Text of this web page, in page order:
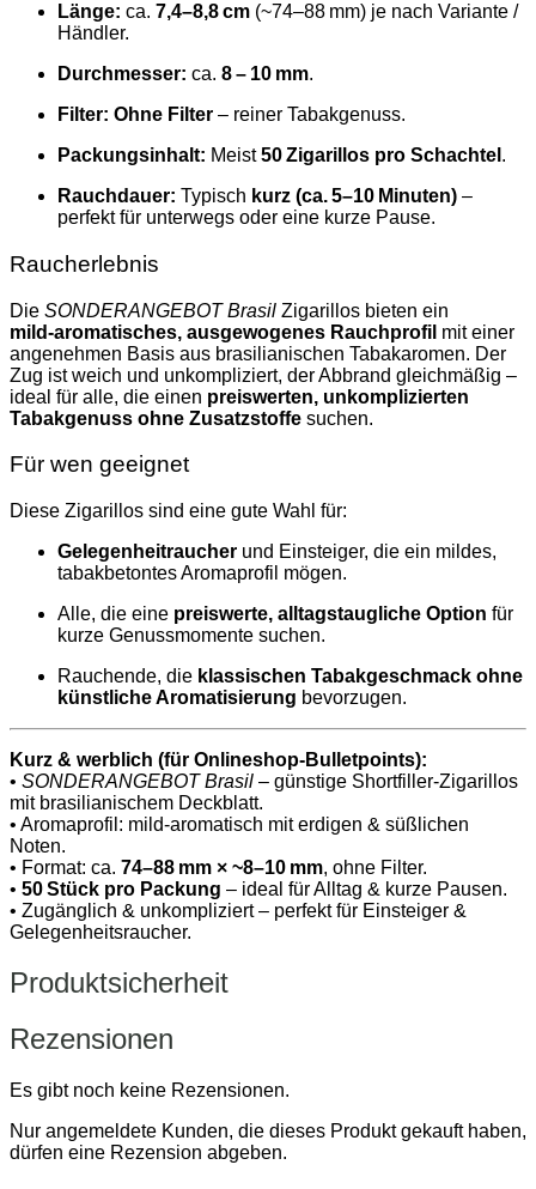
Länge: ca. 7,4–8,8 cm (~74–88 mm) je nach Variante /
Händler.
Durchmesser: ca. 8 – 10 mm.
Filter: Ohne Filter – reiner Tabakgenuss.
Packungsinhalt: Meist50 Zigarillos pro Schachtel .
Rauchdauer: Typisch kurz (ca. 5–10 Minuten) –
perfekt für unterwegs oder eine kurze Pause.
Raucherlebnis
Die SONDERANGEBOT Brasil Zigarillos bieten ein
mild‑aromatisches, ausgewogenes Rauchprofil mit einer
angenehmen Basis aus brasilianischen Tabakaromen. Der
Zug ist weich und unkompliziert, der Abbrand gleichmäßig –
ideal für alle, die einen preiswerten, unkomplizierten
Tabakgenuss ohne Zusatzstoffe suchen.
Für wen geeignet
Diese Zigarillos sind eine gute Wahl für:
Gelegenheitraucher und Einsteiger, die ein mildes,
tabakbetontes Aromaprofil mögen.
Alle, die eine preiswerte, alltagstaugliche Option für
kurze Genussmomente suchen.
Rauchende, die klassischen Tabakgeschmack ohne
künstliche Aromatisierung bevorzugen.
Kurz & werblich (für Onlineshop‑Bulletpoints):
• SONDERANGEBOT Brasil – günstige Shortfiller‑Zigarillos
mit brasilianischem Deckblatt.
• Aromaprofil: mild‑aromatisch mit erdigen & süßlichen
Noten.
• Format: ca. 74–88 mm × ~8–10 mm, ohne Filter.
• 50 Stück pro Packung – ideal für Alltag & kurze Pausen.
• Zugänglich & unkompliziert – perfekt für Einsteiger &
Gelegenheitsraucher.
Produktsicherheit
Rezensionen
Es gibt noch keine Rezensionen.
Nur angemeldete Kunden, die dieses Produkt gekauft haben,
dürfen eine Rezension abgeben.